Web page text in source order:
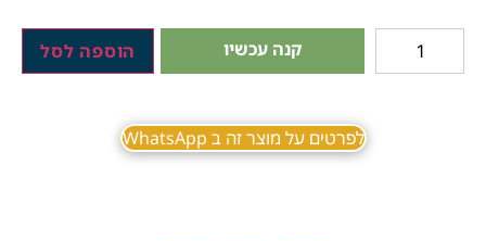
קנה עכשיו הוספה לסל
לפרטים על מוצר זה ב WhatsApp